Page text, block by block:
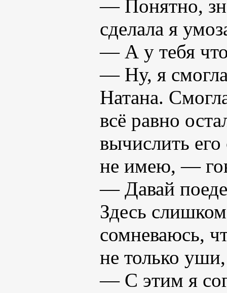
— Понятно,
сделала я
— А у тебя
— Ну, я
Натана.
всё равно
вычислить
не имею, —
— Давай
Здесь
сомневаюсь,
не только
— С этим я